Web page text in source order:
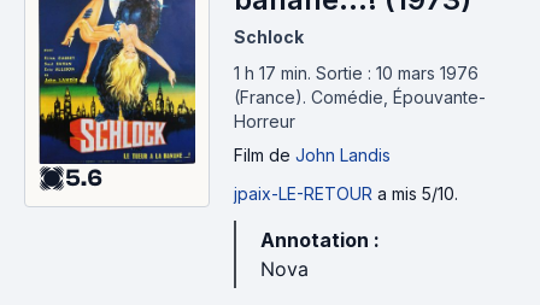
5.6
Schlock
1 h 17 min. Sortie : 10 mars 1976
(France). Comédie, Épouvante-
Horreur
Film de John Landis
jpaix-LE-RETOUR a mis 5/10.
Annotation :
Nova